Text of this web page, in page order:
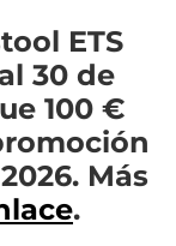
ETS
30 de
100 €
Más
.